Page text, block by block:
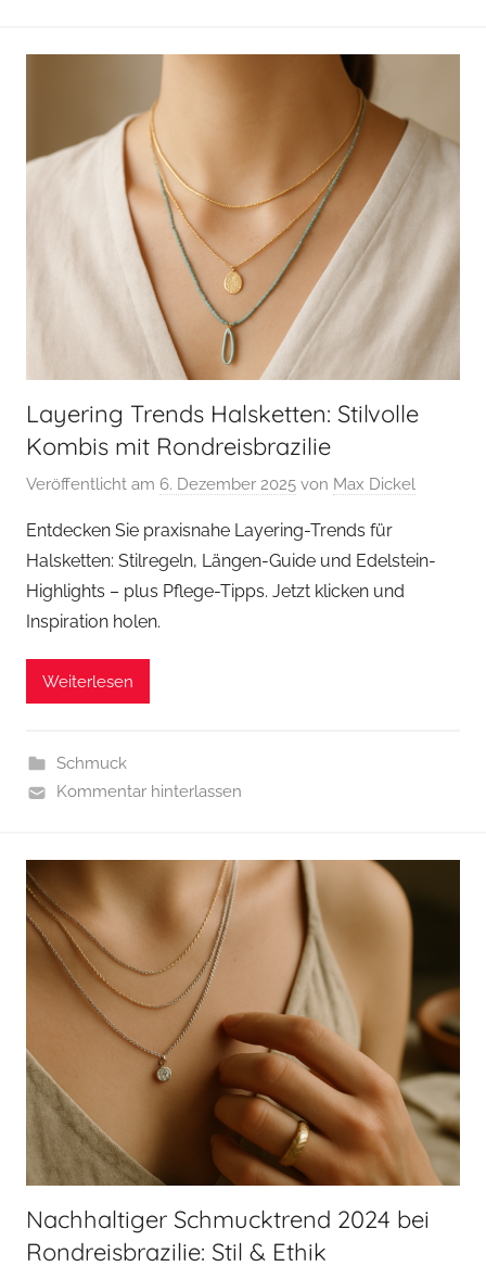
Layering Trends Halsketten: Stilvolle
Kombis mit Rondreisbrazilie
Veröffentlicht am 6. Dezember 2025 von Max Dickel
Entdecken Sie praxisnahe Layering-Trends für
Halsketten: Stilregeln, Längen-Guide und Edelstein-
Highlights – plus Pflege-Tipps. Jetzt klicken und
Inspiration holen.
Weiterlesen
Schmuck
Kommentar hinterlassen
Nachhaltiger Schmucktrend 2024 bei
Rondreisbrazilie: Stil & Ethik